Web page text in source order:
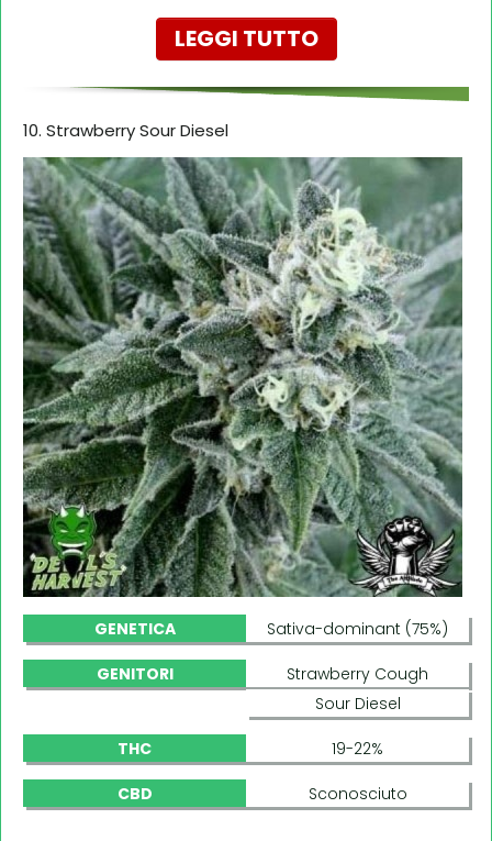
LEGGI TUTTO
10. Strawberry Sour Diesel
GENETICA Sativa-dominant (75%)
GENITORI
Strawberry Cough
Sour Diesel
THC 19-22%
CBD Sconosciuto